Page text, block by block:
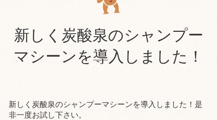
新しく炭酸泉のシャンプー
マシーンを導入しました！
新しく炭酸泉のシャンプーマシーンを導入しました！是
非一度お試し下さい。